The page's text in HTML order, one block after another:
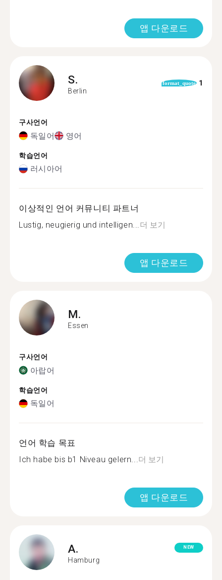
앱 다운로드
S.
Berlin
format_quote 1
구사언어
독일어 영어
학습언어
러시아어
이상적인 언어 커뮤니티 파트너
Lustig, neugierig und intelligen...더 보기
앱 다운로드
M.
Essen
구사언어
아랍어
학습언어
독일어
언어 학습 목표
Ich habe bis b1 Niveau gelern...더 보기
앱 다운로드
A.
Hamburg
NEW